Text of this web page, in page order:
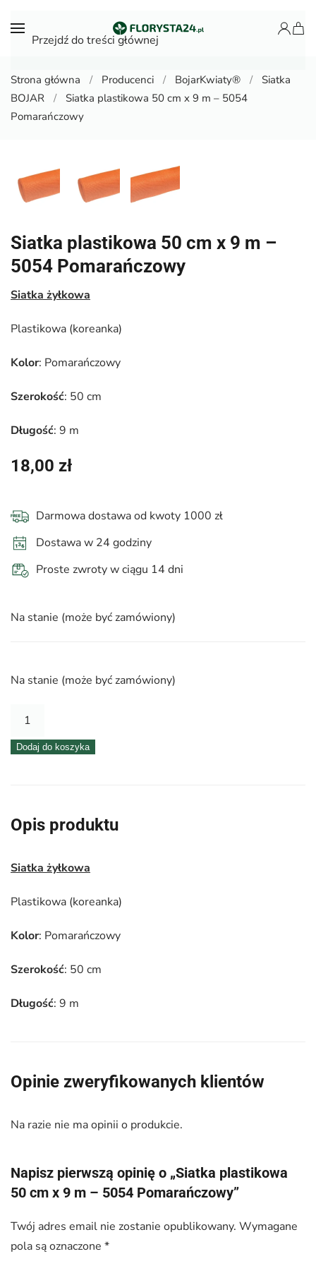
Przejdź do treści głównej
Strona główna Producenci BojarKwiaty®
Siatka
BOJAR
Siatka plastikowa 50 cm x 9 m – 5054
Pomarańczowy
Siatka plastikowa 50 cm x 9 m –
5054 Pomarańczowy
Siatka żyłkowa
Plastikowa (koreanka)
Kolor: Pomarańczowy
Szerokość: 50 cm
Długość: 9 m
18,00 zł
Darmowa dostawa od kwoty 1000 zł
Dostawa w 24 godziny
Proste zwroty w ciągu 14 dni
Na stanie (może być zamówiony)
Na stanie (może być zamówiony)
ilość
plastikowa
9
–
Pomarańczowy
Dodaj do koszyka
Opis produktu
Siatka żyłkowa
Plastikowa (koreanka)
Kolor: Pomarańczowy
Szerokość: 50 cm
Długość: 9 m
Opinie zweryfikowanych klientów
Na razie nie ma opinii o produkcie.
Napisz pierwszą opinię o „Siatka plastikowa
50 cm x 9 m – 5054 Pomarańczowy”
Twój adres email nie zostanie opublikowany. Wymagane
pola są oznaczone *